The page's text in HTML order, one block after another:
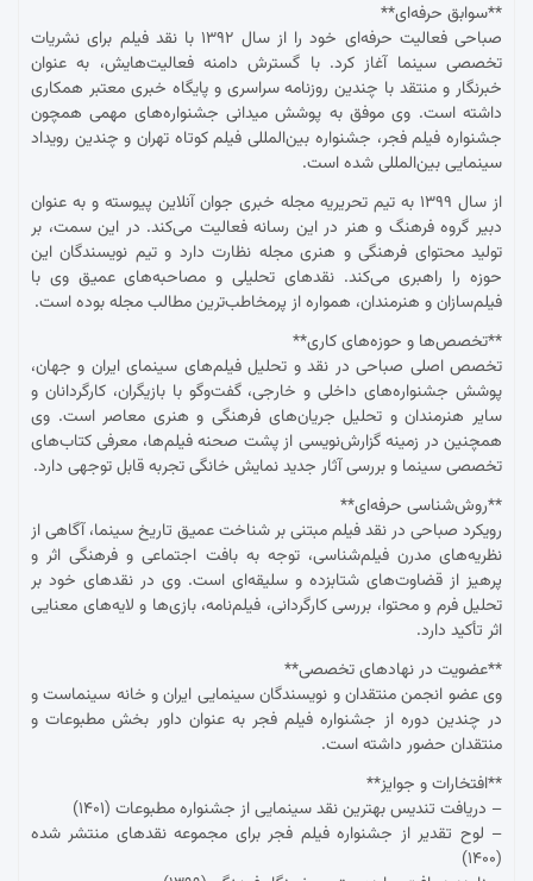
**سوابق حرفه‌ای**
صباحی فعالیت حرفه‌ای خود را از سال ۱۳۹۲ با نقد فیلم برای نشریات
تخصصی سینما آغاز کرد. با گسترش دامنه فعالیت‌هایش، به عنوان
خبرنگار و منتقد با چندین روزنامه سراسری و پایگاه خبری معتبر همکاری
داشته است. وی موفق به پوشش میدانی جشنواره‌های مهمی همچون
جشنواره فیلم فجر، جشنواره بین‌المللی فیلم کوتاه تهران و چندین رویداد
سینمایی بین‌المللی شده است.
از سال ۱۳۹۹ به تیم تحریریه مجله خبری جوان آنلاین پیوسته و به عنوان
دبیر گروه فرهنگ و هنر در این رسانه فعالیت می‌کند. در این سمت، بر
تولید محتوای فرهنگی و هنری مجله نظارت دارد و تیم نویسندگان این
حوزه را راهبری می‌کند. نقدهای تحلیلی و مصاحبه‌های عمیق وی با
فیلم‌سازان و هنرمندان، همواره از پرمخاطب‌ترین مطالب مجله بوده است.
**تخصص‌ها و حوزه‌های کاری**
تخصص اصلی صباحی در نقد و تحلیل فیلم‌های سینمای ایران و جهان،
پوشش جشنواره‌های داخلی و خارجی، گفت‌وگو با بازیگران، کارگردانان و
سایر هنرمندان و تحلیل جریان‌های فرهنگی و هنری معاصر است. وی
همچنین در زمینه گزارش‌نویسی از پشت صحنه فیلم‌ها، معرفی کتاب‌های
تخصصی سینما و بررسی آثار جدید نمایش خانگی تجربه قابل توجهی دارد.
**روش‌شناسی حرفه‌ای**
رویکرد صباحی در نقد فیلم مبتنی بر شناخت عمیق تاریخ سینما، آگاهی از
نظریه‌های مدرن فیلم‌شناسی، توجه به بافت اجتماعی و فرهنگی اثر و
پرهیز از قضاوت‌های شتابزده و سلیقه‌ای است. وی در نقدهای خود بر
تحلیل فرم و محتوا، بررسی کارگردانی، فیلم‌نامه، بازی‌ها و لایه‌های معنایی
اثر تأکید دارد.
**عضویت در نهادهای تخصصی**
وی عضو انجمن منتقدان و نویسندگان سینمایی ایران و خانه سینماست و
در چندین دوره از جشنواره فیلم فجر به عنوان داور بخش مطبوعات و
منتقدان حضور داشته است.
**افتخارات و جوایز**
– دریافت تندیس بهترین نقد سینمایی از جشنواره مطبوعات (۱۴۰۱)
– لوح تقدیر از جشنواره فیلم فجر برای مجموعه نقدهای منتشر شده
(۱۴۰۰)